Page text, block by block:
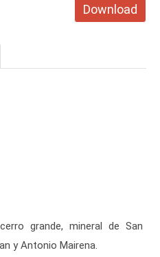
Download
grande, mineral de San
y Antonio Mairena.